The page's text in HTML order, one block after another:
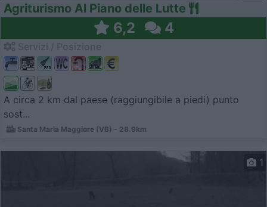
Agriturismo Al Piano delle Lutte
6,2 4
A circa 2 km dal paese (raggiungibile a piedi) punto
sost...
Santa Maria Maggiore (VB) - 28.9km
1